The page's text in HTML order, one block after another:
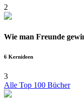
2
Wie man Freunde
6 Kernideen
3
Alle Top 100 Bücher